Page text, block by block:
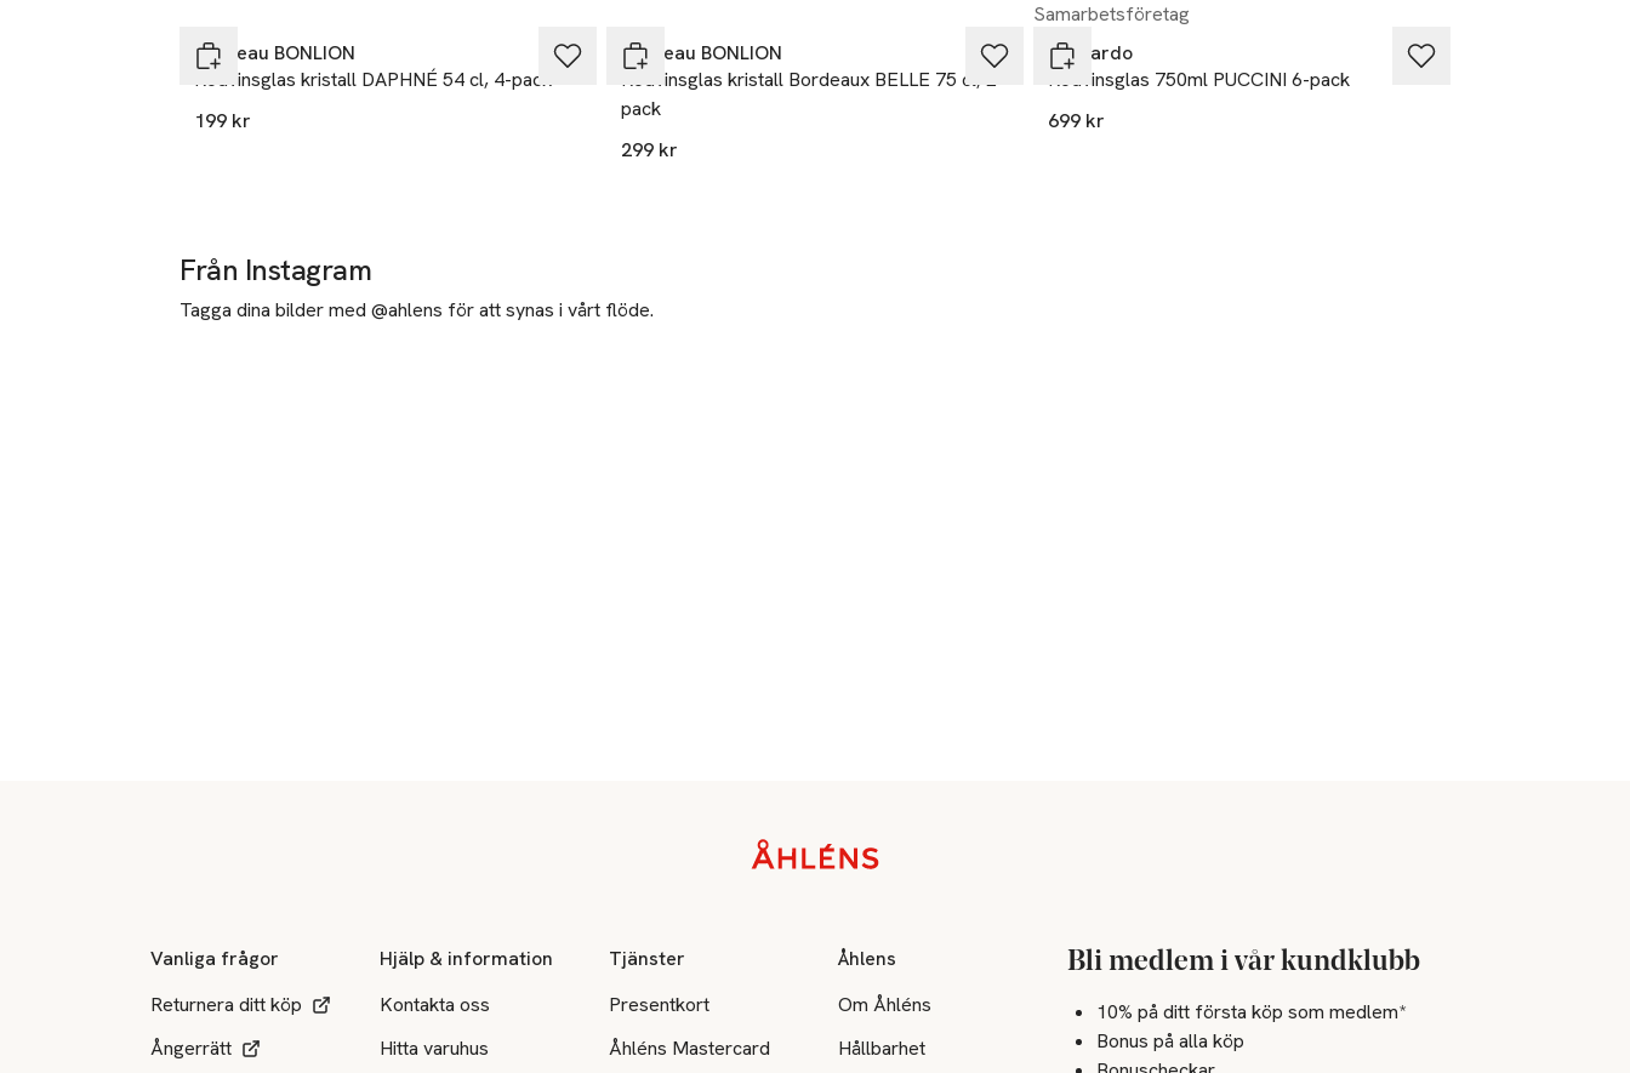
Chateau BONLION
Rödvinsglas kristall DAPHNÉ 54 cl, 4-pack
199 kr
Chateau BONLION
Rödvinsglas kristall Bordeaux BELLE 75 cl, 2-
pack
299 kr
Samarbetsföretag
Leonardo
Rödvinsglas 750ml PUCCINI 6-pack
699 kr
Från Instagram
Tagga dina bilder med @ahlens för att synas i vårt flöde.
Vanliga frågor
Returnera ditt köp
Ångerrätt
Hjälp & information
Kontakta oss
Hitta varuhus
Tjänster
Presentkort
Åhléns Mastercard
Åhlens
Om Åhléns
Hållbarhet
Bli medlem i vår kundklubb
10% på ditt första köp som medlem*
Bonus på alla köp